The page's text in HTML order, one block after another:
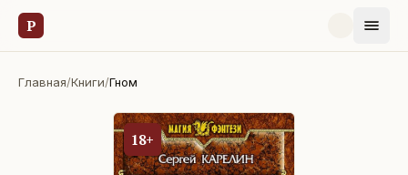
Р
Главная/Книги/Гном
18+